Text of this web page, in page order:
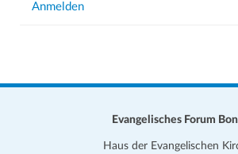
Anmelden
Evangelisches Forum
Haus der Evangelischen